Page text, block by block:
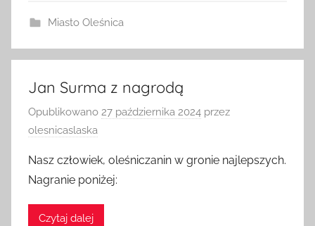
Miasto Oleśnica
Jan Surma z nagrodą
Opublikowano 27 października 2024 przez
olesnicaslaska
Nasz człowiek, oleśniczanin w gronie najlepszych.
Nagranie poniżej:
Czytaj dalej